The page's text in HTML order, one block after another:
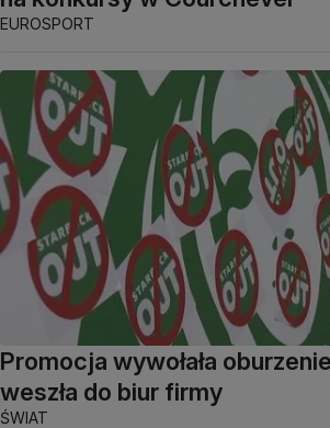
EUROSPORT
Promocja wywołała
weszła do biur firmy
ŚWIAT